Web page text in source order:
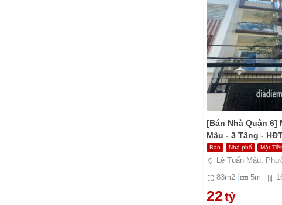
[Bán Nhà Quận 6]
Mâu - 3 Tầng -
Bán Nhà phố Mặt
Lê Tuấn Mậu,
83m2 5m
22tỷ